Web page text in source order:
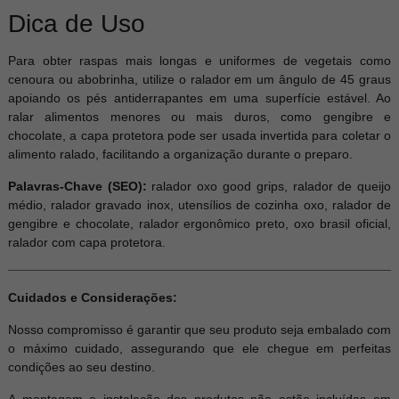
Dica de Uso
Para obter raspas mais longas e uniformes de vegetais como
cenoura ou abobrinha, utilize o ralador em um ângulo de 45 graus
apoiando os pés antiderrapantes em uma superfície estável. Ao
ralar alimentos menores ou mais duros, como gengibre e
chocolate, a capa protetora pode ser usada invertida para coletar o
alimento ralado, facilitando a organização durante o preparo.
Palavras-Chave (SEO): ralador oxo good grips, ralador de queijo
médio, ralador gravado inox, utensílios de cozinha oxo, ralador de
gengibre e chocolate, ralador ergonômico preto, oxo brasil oficial,
ralador com capa protetora.
Cuidados e Considerações:
Nosso compromisso é garantir que seu produto seja embalado com
o máximo cuidado, assegurando que ele chegue em perfeitas
condições ao seu destino.